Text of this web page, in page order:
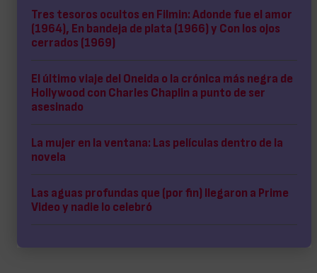
Tres tesoros ocultos en Filmin: Adonde fue el amor
(1964), En bandeja de plata (1966) y Con los ojos
cerrados (1969)
El último viaje del Oneida o la crónica más negra de
Hollywood con Charles Chaplin a punto de ser
asesinado
La mujer en la ventana: Las películas dentro de la
novela
Las aguas profundas que (por fin) llegaron a Prime
Video y nadie lo celebró